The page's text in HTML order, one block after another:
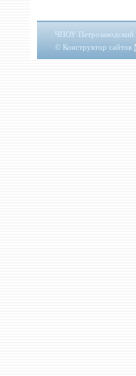
ЧПОУ Петрозаводский
© Конструктор сайтов